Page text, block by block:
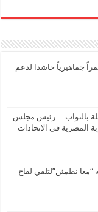
جماهيرياً حاشدا لدعم
بالنواب… رئيس مجلس
المصرية في الاتحادات
نطمئن”لتلقي لقاح